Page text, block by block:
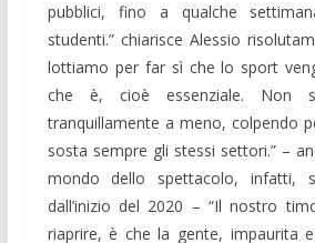
pubblici, fino a qualche
studenti.” chiarisce Alessio
lottiamo per far sì che lo sport
che è, cioè essenziale. Non
tranquillamente a meno, colpendo
sosta sempre gli stessi settori.” –
mondo dello spettacolo, infatti,
dall’inizio del 2020 – “Il nostro
riaprire, è che la gente, impaurita